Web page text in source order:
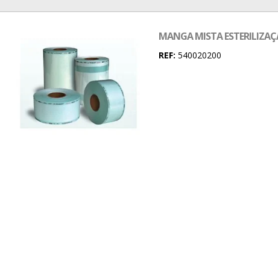
MANGA MISTA
REF: 540020200